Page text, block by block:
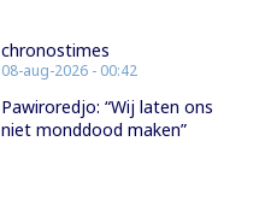
chronostimes
08-aug-2026 - 00:42
Pawiroredjo: “Wij laten ons
niet monddood maken”